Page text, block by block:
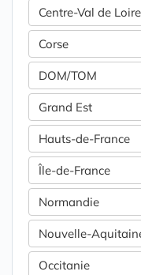
Centre-Val de Loire
Corse
DOM/TOM
Grand Est
Hauts-de-France
Île-de-France
Normandie
Nouvelle-
Occitanie